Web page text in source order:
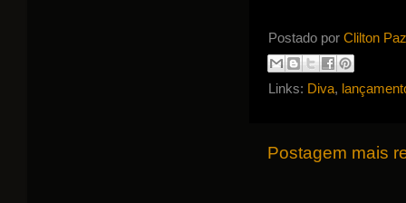
Postado por Clilton Paz
Links: Diva,
Postagem mais